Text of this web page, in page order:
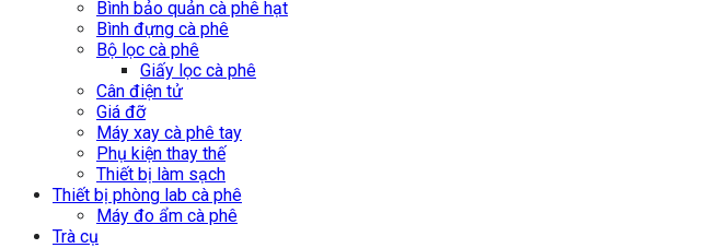
Bình bảo quản cà phê hạt
Bình đựng cà phê
Bộ lọc cà phê
Giấy lọc cà phê
Cân điện tử
Giá đỡ
Máy xay cà phê tay
Phụ kiện thay thế
Thiết bị làm sạch
Thiết bị phòng lab cà phê
Máy đo ẩm cà phê
Trà cụ